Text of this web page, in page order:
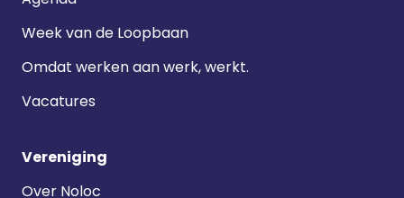
Week van de Loopbaan
Omdat werken aan werk, werkt.
Vacatures
Vereniging
Over Noloc